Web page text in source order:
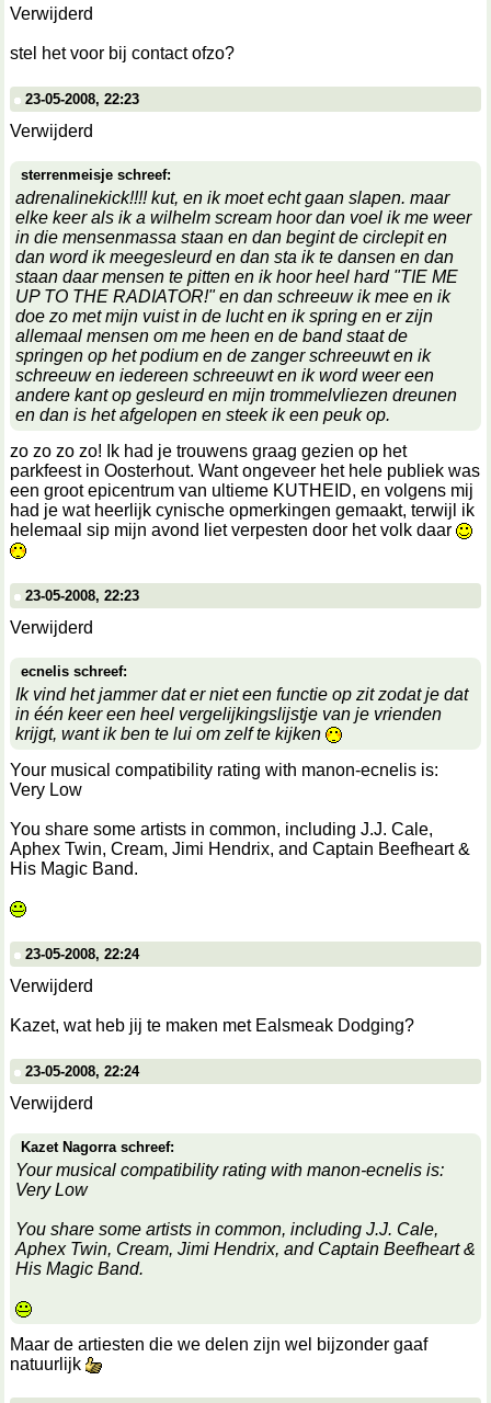
Verwijderd
stel het voor bij contact ofzo?
23-05-2008, 22:23
Verwijderd
sterrenmeisje schreef:
adrenalinekick!!!! kut, en ik moet echt gaan slapen. maar
elke keer als ik a wilhelm scream hoor dan voel ik me weer
in die mensenmassa staan en dan begint de circlepit en
dan word ik meegesleurd en dan sta ik te dansen en dan
staan daar mensen te pitten en ik hoor heel hard "TIE ME
UP TO THE RADIATOR!" en dan schreeuw ik mee en ik
doe zo met mijn vuist in de lucht en ik spring en er zijn
allemaal mensen om me heen en de band staat de
springen op het podium en de zanger schreeuwt en ik
schreeuw en iedereen schreeuwt en ik word weer een
andere kant op gesleurd en mijn trommelvliezen dreunen
en dan is het afgelopen en steek ik een peuk op.
zo zo zo zo! Ik had je trouwens graag gezien op het
parkfeest in Oosterhout. Want ongeveer het hele publiek was
een groot epicentrum van ultieme KUTHEID, en volgens mij
had je wat heerlijk cynische opmerkingen gemaakt, terwijl ik
helemaal sip mijn avond liet verpesten door het volk daar
23-05-2008, 22:23
Verwijderd
ecnelis schreef:
Ik vind het jammer dat er niet een functie op zit zodat je dat
in één keer een heel vergelijkingslijstje van je vrienden
krijgt, want ik ben te lui om zelf te kijken
Your musical compatibility rating with manon-ecnelis is:
Very Low
You share some artists in common, including J.J. Cale,
Aphex Twin, Cream, Jimi Hendrix, and Captain Beefheart &
His Magic Band.
23-05-2008, 22:24
Verwijderd
Kazet, wat heb jij te maken met Ealsmeak Dodging?
23-05-2008, 22:24
Verwijderd
Kazet Nagorra schreef:
Your musical compatibility rating with manon-ecnelis is:
Very Low
You share some artists in common, including J.J. Cale,
Aphex Twin, Cream, Jimi Hendrix, and Captain Beefheart &
His Magic Band.
Maar de artiesten die we delen zijn wel bijzonder gaaf
natuurlijk